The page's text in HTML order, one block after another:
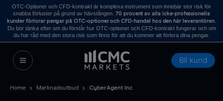
OTC-Optioner och CFD-kontrakt är komplexa instrument som innebär stor risk för
snabba förluster på grund av hävstången. 70 procent av alla icke-professionella
kunder förlorar pengar på OTC-optioner och CFD-handel hos den här leverantören.
Du bör tänka efter om du förstår hur OTC-optioner och CFD-kontrakt fungerar och om
du har råd med den stora risk som finns för att du kommer att förlora dina pengar.
Bli kund
Home Marknadsutbud CyberAgent Inc